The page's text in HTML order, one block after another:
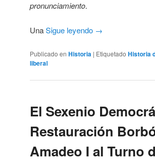
pronunciamiento.
UnaSigue leyendo →
Publicado en Historia | Etiquetado Historia
liberal
El Sexenio
Restauración
Amadeo I al Turno